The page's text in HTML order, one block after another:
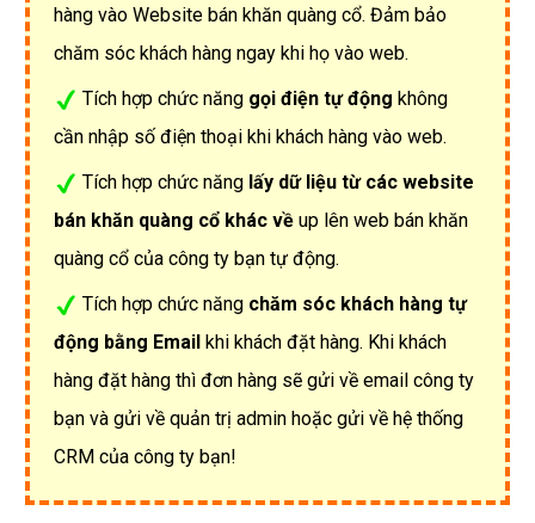
hàng vào Website bán khăn quàng cổ. Đảm bảo
chăm sóc khách hàng ngay khi họ vào web.
Tích hợp chức năng gọi điện tự động không
cần nhập số điện thoại khi khách hàng vào web.
Tích hợp chức năng lấy dữ liệu từ các website
bán khăn quàng cổ khác về up lên web bán khăn
quàng cổ của công ty bạn tự động.
Tích hợp chức năng chăm sóc khách hàng tự
động bằng Email khi khách đặt hàng. Khi khách
hàng đặt hàng thì đơn hàng sẽ gửi về email công ty
bạn và gửi về quản trị admin hoặc gửi về hệ thống
CRM của công ty bạn!